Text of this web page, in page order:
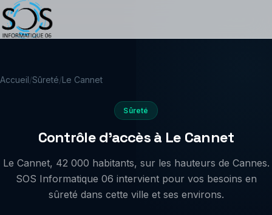
Accueil/Sûreté/Le Cannet
Sûreté
Contrôle d'accès à Le Cannet
Le Cannet, 42 000 habitants, sur les hauteurs de Cannes.
SOS Informatique 06 intervient pour vos besoins en
sûreté dans cette ville et ses environs.